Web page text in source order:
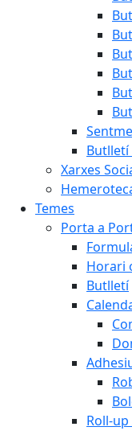
Xarxes
Temes
Porta a
Horari
Butlletí
Roll-up